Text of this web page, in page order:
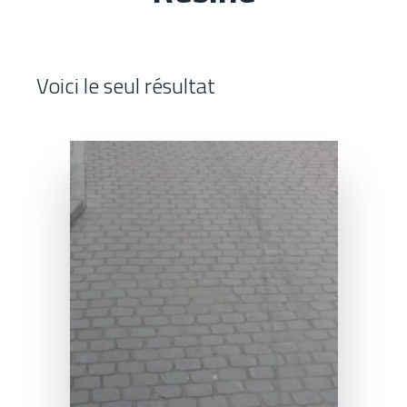
Tous les revêtements urbains
Charte du Paysage Urbain de quoi s’agit-
il ?
La Charte du Paysage Urbain
(CPU) est un outil ayant
vocation à regrouper
l’ensemble des informations à
prendre en compte pour tous
projets de création,
d’installations, impactant
Il s’agit d’un outil ressource,
techniques, réglementaires,
administratives, et paysagères,
à intégrer lors de l’élaboration
et la mise en œuvre des
projets.
Voici le seul résultat